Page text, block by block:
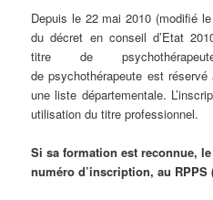
Depuis le 22 mai 2010 (modifié
du décret en conseil d’Etat
titre de
de psychothérapeute est
une liste départementale.
utilisation du titre professionnel.
Si sa formation est reconnue,
numéro d’inscription, au RPPS